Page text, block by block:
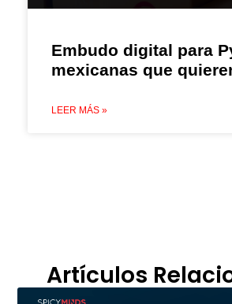
Embudo digital para
mexicanas que
LEER MÁS »
Artículos